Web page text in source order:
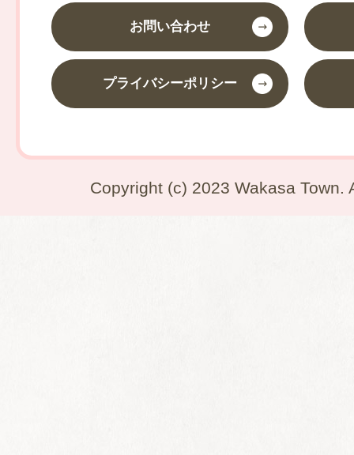
お問い合わせ
プライバシーポリシー
Copyright (c) 2023 Wakasa Town.